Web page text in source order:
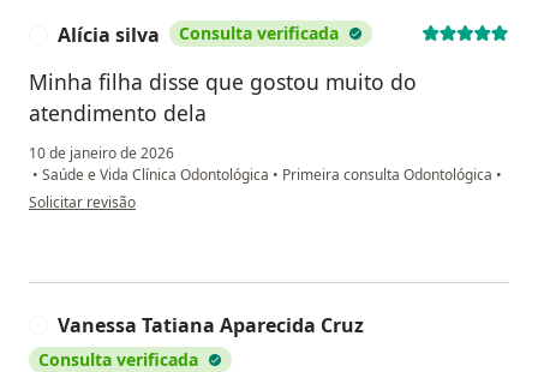
Alícia silva Consulta verificada
Minha filha disse que gostou muito do
atendimento dela
10 de janeiro de 2026
• Saúde e Vida Clínica Odontológica • Primeira consulta Odontológica •
na opinião do utilizador Alícia silva
Solicitar revisão
Vanessa Tatiana Aparecida Cruz
Consulta verificada